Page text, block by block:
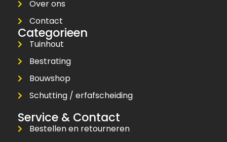
Over ons
Contact
Categorieen
Tuinhout
Bestrating
Bouwshop
Schutting / erfafscheiding
Service & Contact
Bestellen en retourneren